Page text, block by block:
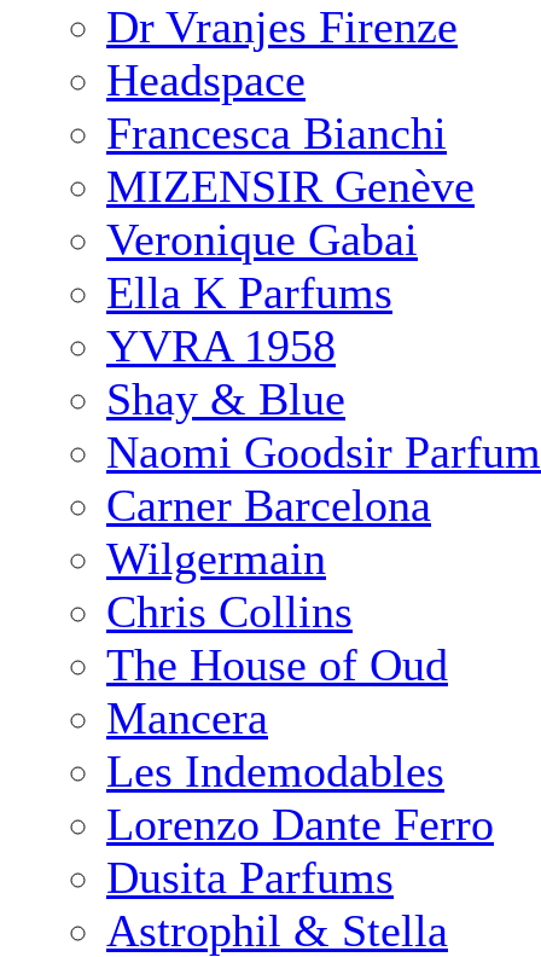
Dr Vranjes Firenze
Headspace
Francesca Bianchi
MIZENSIR Genève
Veronique Gabai
Ella K Parfums
YVRA 1958
Shay & Blue
Naomi Goodsir
Carner Barcelona
Wilgermain
Chris Collins
The House of Oud
Mancera
Les Indemodables
Lorenzo Dante Ferro
Dusita Parfums
Astrophil & Stella